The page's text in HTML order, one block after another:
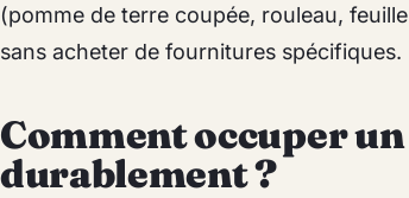
(pomme de terre coupée, rouleau,
sans acheter de fournitures spécifiques.
Comment occuper
durablement ?